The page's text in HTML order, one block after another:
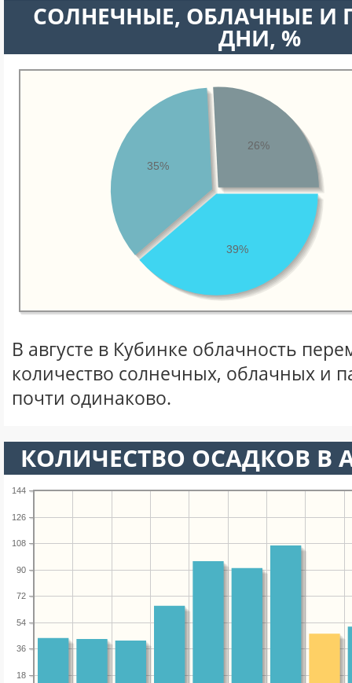
CОЛНЕЧНЫЕ, ОБЛАЧНЫЕ И
ДНИ, %
39%
35%
26%
В августе в Кубинке облачность
количество солнечных, облачных и
почти одинаково.
КОЛИЧЕСТВО ОСАДКОВ В
18
36
54
72
90
108
126
144